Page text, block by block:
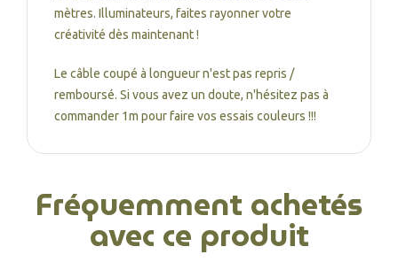
mètres. Illuminateurs, faites rayonner votre
créativité dès maintenant !
Le câble coupé à longueur n'est pas repris /
remboursé. Si vous avez un doute, n'hésitez pas à
commander 1m pour faire vos essais couleurs !!!
Fréquemment achetés
avec ce produit